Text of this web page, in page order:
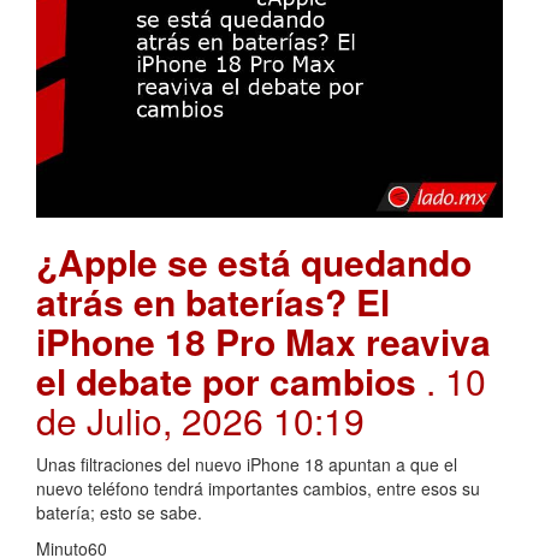
¿Apple se está quedando
atrás en baterías? El
iPhone 18 Pro Max reaviva
el debate por cambios . 10
de Julio, 2026 10:19
Unas filtraciones del nuevo iPhone 18 apuntan a que el
nuevo teléfono tendrá importantes cambios, entre esos su
batería; esto se sabe.
Minuto60